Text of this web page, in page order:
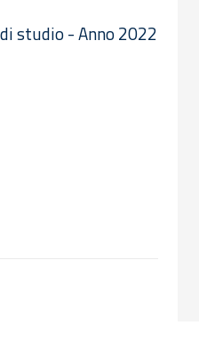
studio - Anno 2022